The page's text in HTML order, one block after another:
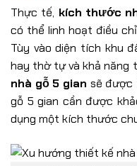
Thực tế, kích thước
có thể linh hoạt điều
Tùy vào diện tích khu
hay thờ tự và khả năng
nhà gỗ 5 gian sẽ được
gỗ 5 gian cần được
dụng một kích thước